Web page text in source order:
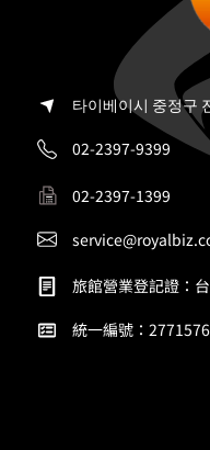
타이베이시 중정구
02-2397-9399
02-2397-1399
旅館營業登記證：
統一編號：